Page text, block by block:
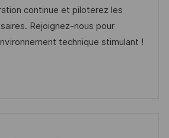
D
a
t
o
r
y
continue et piloterez les
Rejoignez-nous pour
technique stimulant !